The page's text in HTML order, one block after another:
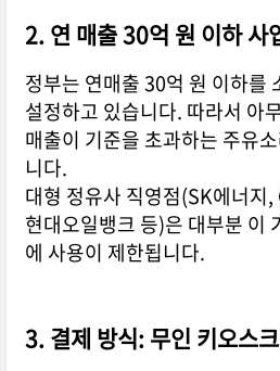
2. 연 매출 30억 원 이하 사
정부는 연매출 30억 원 이하를
설정하고 있습니다. 따라서 아
매출이 기준을 초과하는 주유
니다.
대형 정유사 직영점(SK에너지
현대오일뱅크 등)은 대부분 이
에 사용이 제한됩니다.
3. 결제 방식: 무인 키오스